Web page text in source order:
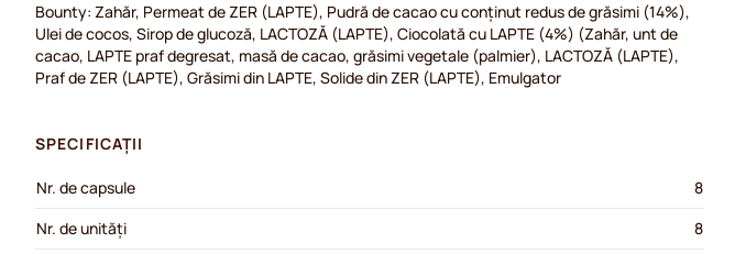
Bounty: Zahăr, Permeat de ZER (LAPTE), Pudră de cacao cu conținut redus de grăsimi (14%),
Ulei de cocos, Sirop de glucoză, LACTOZĂ (LAPTE), Ciocolată cu LAPTE (4%) (Zahăr, unt de
cacao, LAPTE praf degresat, masă de cacao, grăsimi vegetale (palmier), LACTOZĂ (LAPTE),
Praf de ZER (LAPTE), Grăsimi din LAPTE, Solide din ZER (LAPTE), Emulgator
SPECIFICAȚII
Nr. de capsule
8
Nr. de unități
8